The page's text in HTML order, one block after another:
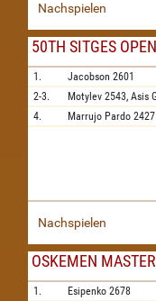
Nachspielen
50TH SITGES
1. Jacobson 2601
2-3.
Motylev 2543, Asis
4.
Marrujo Pardo 2427
Nachspielen
OSKEMEN
1. Esipenko 2678